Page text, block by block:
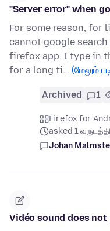
"Server error" when
For some reason, for
cannot google
firefox app. I type in
for a long ti… (மேலும்
Archived 1
Firefox for
asked 1
Johan
Vidéo sound does